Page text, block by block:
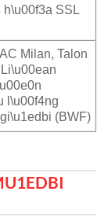
h\u00f3a SSL
Milan, Talon
l\u00f4ng
(BWF)